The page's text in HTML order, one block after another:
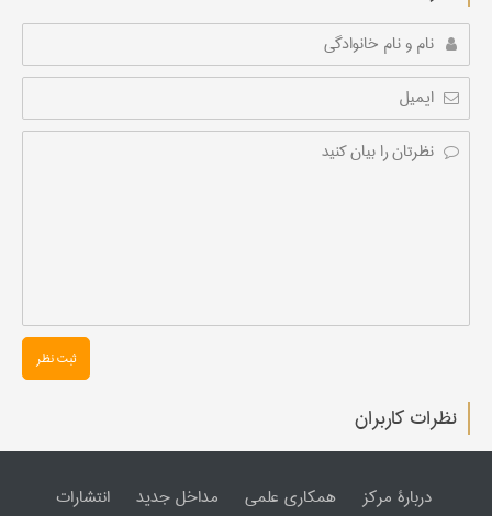
ثبت نظر
نظرات کاربران
دربارۀ مرکز همکاری علمی مداخل جدید انتشارات